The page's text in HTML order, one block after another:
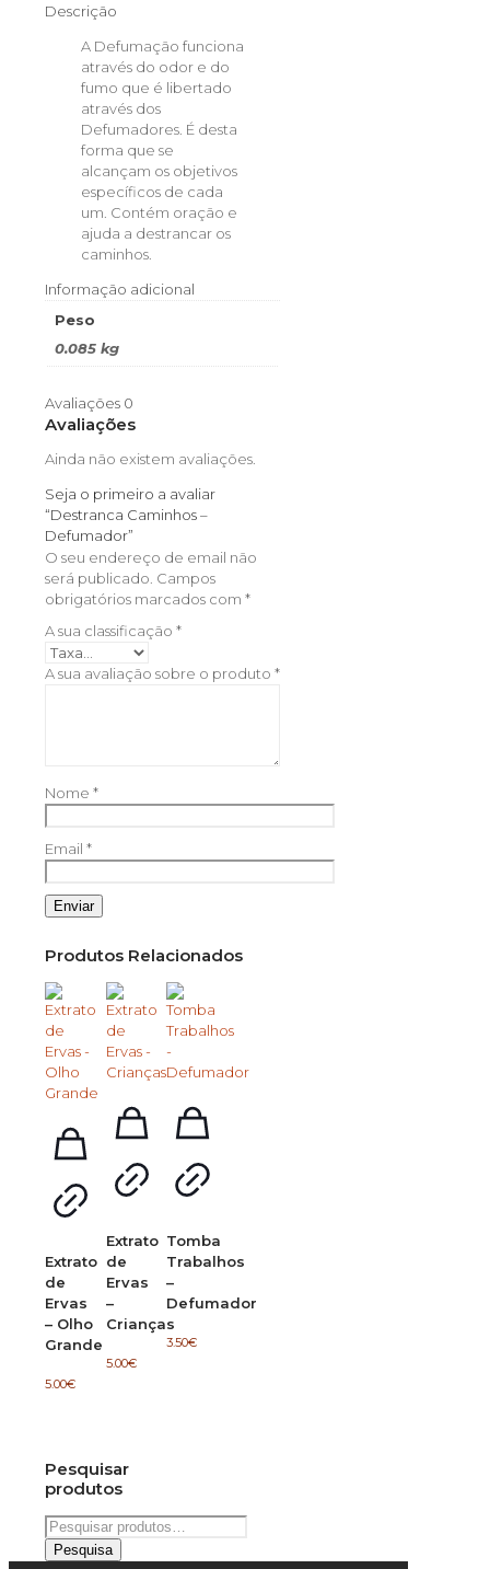
Descrição
A Defumação funciona
através do odor e do
fumo que é libertado
através dos
Defumadores. É desta
forma que se
alcançam os objetivos
específicos de cada
um. Contém oração e
ajuda a destrancar os
caminhos.
Informação adicional
Peso
0.085 kg
Avaliações 0
Avaliações
Ainda não existem avaliações.
Seja o primeiro a avaliar
“Destranca Caminhos –
Defumador”
O seu endereço de email não
será publicado. Campos
obrigatórios marcados com *
A sua classificação *
A sua avaliação sobre o produto *
Nome *
Email *
Produtos Relacionados
Extrato
de
Ervas
– Olho
Grande
5.00€
Extrato
de
Ervas
–
Crianças
5.00€
Tomba
Trabalhos
–
Defumador
3.50€
Pesquisar
produtos
Pesquisar
por:
Pesquisa